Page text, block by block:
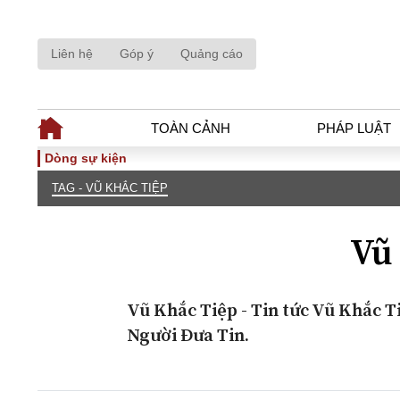
Liên hệ Góp ý Quảng cáo
TOÀN CẢNH PHÁP LUẬT
TOÀN CẢNH
Đối thoại
Góc nhìn luật
Tiếng nói
An ninh -
Dòng sự kiện
TAG - VŨ KHẮC TIỆP
Vũ Khắc Tiệp - Tin tức Vũ Khắc
Người Đưa Tin.